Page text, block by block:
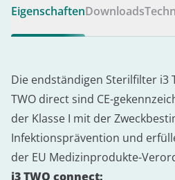
EigenschaftenDownloads
Die endständigen Sterilfilter i3
TWO direct sind CE-
der Klasse I mit der
Infektionsprävention und
der EU Medizinprodukte-
i3 TWO connect: